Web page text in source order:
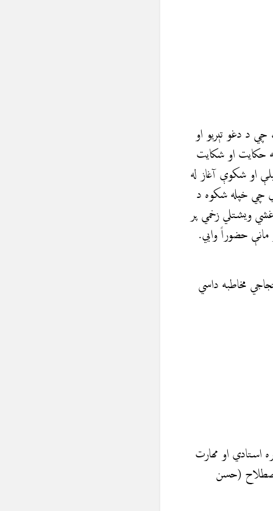
د دغو تېريو او
حکایت او شکایت
او شکوې آغاز له
چي خپله شکوه د
ویشتلي زخمي پر
مانې حضوراً وايي.
مخاطبه داسي
استادي او مهارت
اصطلاح (حسن